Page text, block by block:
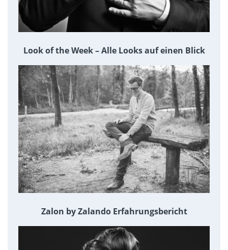
Look of the Week – Alle Looks auf einen Blick
Zalon by Zalando Erfahrungsbericht